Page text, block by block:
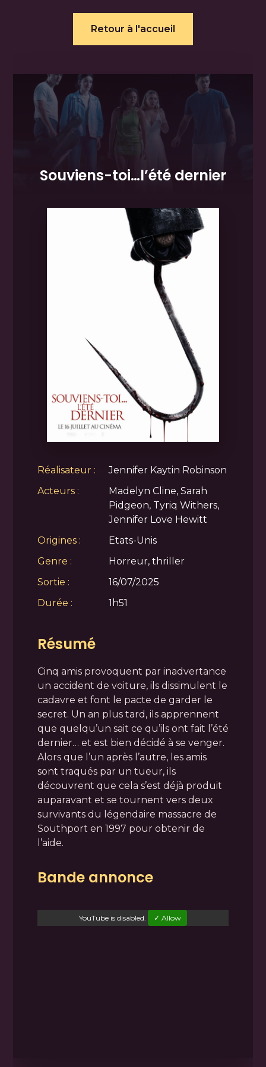
Retour à l'accueil
Souviens-toi…l’été dernier
Réalisateur :
Jennifer Kaytin Robinson
Acteurs :
Madelyn Cline, Sarah
Pidgeon, Tyriq Withers,
Jennifer Love Hewitt
Origines :
Etats-Unis
Genre :
Horreur, thriller
Sortie :
16/07/2025
Durée :
1h51
Résumé
Cinq amis provoquent par inadvertance
un accident de voiture, ils dissimulent le
cadavre et font le pacte de garder le
secret. Un an plus tard, ils apprennent
que quelqu’un sait ce qu’ils ont fait l’été
dernier… et est bien décidé à se venger.
Alors que l’un après l’autre, les amis
sont traqués par un tueur, ils
découvrent que cela s’est déjà produit
auparavant et se tournent vers deux
survivants du légendaire massacre de
Southport en 1997 pour obtenir de
l’aide.
Bande annonce
YouTube is disabled. ✓ Allow